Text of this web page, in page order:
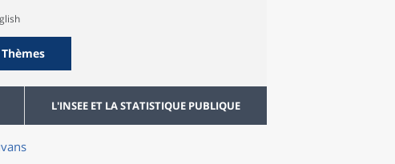
Thèmes
L'INSEE ET LA STATISTIQUE PUBLIQUE